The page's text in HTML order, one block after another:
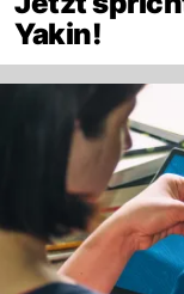
Yakin!